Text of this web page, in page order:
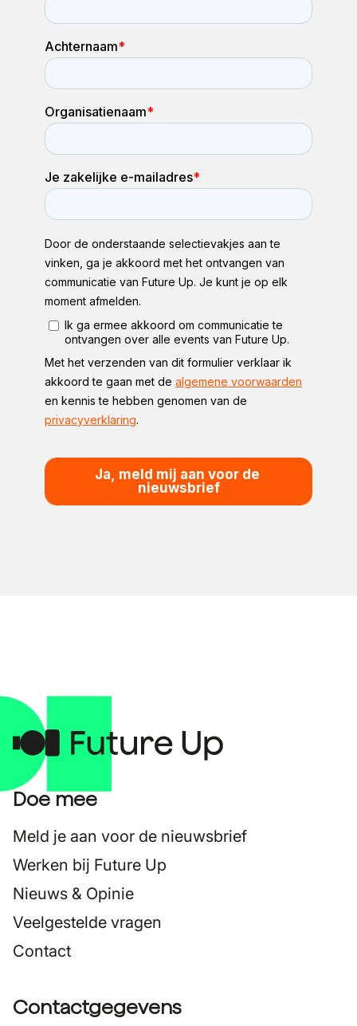
Doe mee
Meld je aan voor de nieuwsbrief
Werken bij Future Up
Nieuws & Opinie
Veelgestelde vragen
Contact
Contactgegevens